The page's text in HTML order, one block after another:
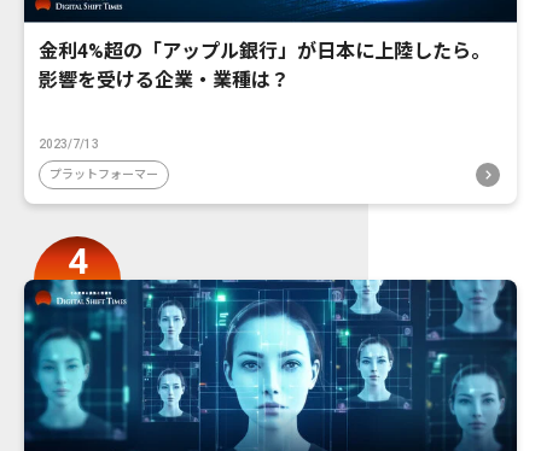
金利4%超の「アップル銀行」が日本に上陸したら。
影響を受ける企業・業種は？
2023/7/13
プラットフォーマー